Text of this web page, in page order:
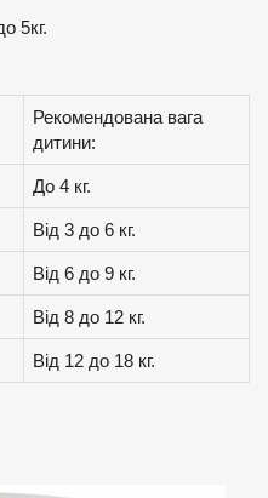
5кг.
Рекомендована вага
дитини:
До 4 кг.
Від 3 до 6 кг.
Від 6 до 9 кг.
Від 8 до 12 кг.
Від 12 до 18 кг.